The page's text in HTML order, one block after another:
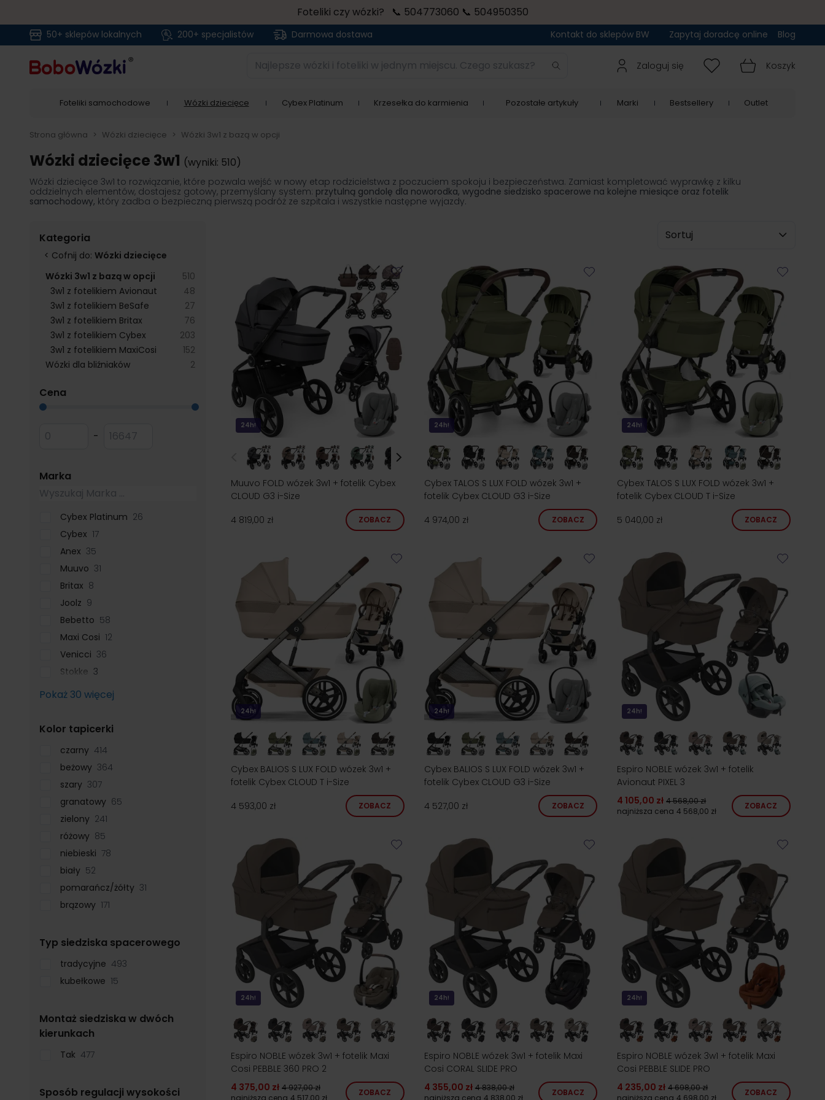
Foteliki czy wózki? 📞 504773060 📞 504950350
50+ sklepów lokalnych 200+ specjalistów Darmowa dostawa Kontakt do sklepów BW Zapytaj doradcę online Blog
Najlepsze wózki i foteliki w jednym miejscu. Czego szukasz? Zaloguj się Koszyk
Foteliki samochodowe Wózki dziecięce Cybex Platinum Krzesełka do karmienia Pozostałe artykuły Marki Bestsellery Outlet
Strona główna > Wózki dziecięce > Wózki 3w1 z bazą w opcji
Wózki dziecięce 3w1 (wyniki: 510)
Wózki dziecięce 3w1 to rozwiązanie, które pozwala wejść w nowy etap rodzicielstwa z poczuciem spokoju i bezpieczeństwa. Zamiast kompletować wyprawkę z kilku
oddzielnych elementów, dostajesz gotowy, przemyślany system: przytulną gondolę dla noworodka, wygodne siedzisko spacerowe na kolejne miesiące oraz fotelik
samochodowy, który zadba o bezpieczną pierwszą podróż ze szpitala i wszystkie następne wyjazdy.
Kategoria
< Cofnij do: Wózki dziecięce
Wózki 3w1 z bazą w opcji
510 products available
3w1 z fotelikiem Avionaut
48 products available
3w1 z fotelikiem BeSafe
27 products available
3w1 z fotelikiem Britax
76 products available
3w1 z fotelikiem Cybex
203 products available
3w1 z fotelikiem MaxiCosi
152products available
Wózki dla bliźniaków
2products available
Cena
Minimum value
- Maksymalna wartość
Marka
Cybex Platinum 26
Cybex 17
Anex 35
Muuvo 31
Britax 8
Joolz 9
Bebetto 58
Maxi Cosi 12
Venicci 36
Stokke 3
Pokaż 30 więcej
Kolor tapicerki
czarny 414
beżowy 364
szary 307
granatowy 65
zielony 241
różowy 85
niebieski 78
biały 52
pomarańcz/żółty 31
brązowy 171
Typ siedziska spacerowego
tradycyjne 493
kubełkowe 15
Montaż siedziska w dwóch
kierunkach
Tak 477
Sposób regulacji wysokości
Sortuj wg
24h!
Muuvo FOLD wózek 3w1 + fotelik Cybex
CLOUD G3 i-Size
4 819,00 zł
ZOBACZ
24h!
Cybex TALOS S LUX FOLD wózek 3w1 +
fotelik Cybex CLOUD G3 i-Size
4 974,00 zł
ZOBACZ
24h!
Cybex TALOS S LUX FOLD wózek 3w1 +
fotelik Cybex CLOUD T i-Size
5 040,00 zł
ZOBACZ
24h!
Cybex BALIOS S LUX FOLD wózek 3w1 +
fotelik Cybex CLOUD T i-Size
4 593,00 zł
ZOBACZ
24h!
Cybex BALIOS S LUX FOLD wózek 3w1 +
fotelik Cybex CLOUD G3 i-Size
4 527,00 zł
ZOBACZ
24h!
Espiro NOBLE wózek 3w1 + fotelik
Avionaut PIXEL 3
4 105,00 zł 4 568,00 zł
najniższa cena 4 568,00 zł
ZOBACZ
24h!
Espiro NOBLE wózek 3w1 + fotelik Maxi
Cosi PEBBLE 360 PRO 2
4 375,00 zł 4 927,00 zł
najniższa cena 4 517,00 zł
ZOBACZ
24h!
Espiro NOBLE wózek 3w1 + fotelik Maxi
Cosi CORAL SLIDE PRO
4 355,00 zł 4 838,00 zł
najniższa cena 4 838,00 zł
ZOBACZ
24h!
Espiro NOBLE wózek 3w1 + fotelik Maxi
Cosi PEBBLE SLIDE PRO
4 235,00 zł 4 698,00 zł
najniższa cena 4 698,00 zł
ZOBACZ